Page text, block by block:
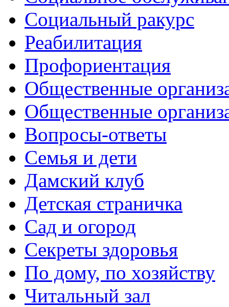
Социальный ракурс
Реабилитация
Профориентация
Общественные
Общественные
Вопросы-ответы
Семья и дети
Дамский клуб
Детская страничка
Сад и огород
Секреты здоровья
По дому, по хозяйству
Читальный зал